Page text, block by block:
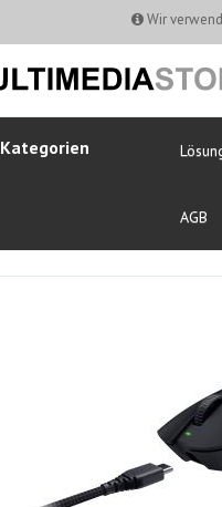
Wir
Kategorien
AGB